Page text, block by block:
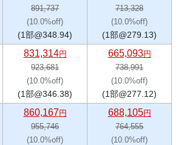
891,737
(10.0%off)
(1部@348.94)
713,328
(10.0%off)
(1部@279.13)
831,314円
923,681
(10.0%off)
(1部@346.38)
665,093円
738,991
(10.0%off)
(1部@277.12)
860,167円
955,746
(10.0%off)
688,105円
764,555
(10.0%off)